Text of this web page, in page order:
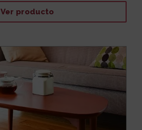
Ver producto